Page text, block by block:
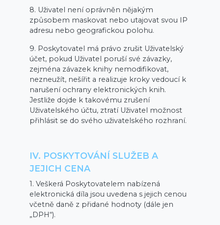
8. Uživatel není oprávněn nějakým
způsobem maskovat nebo utajovat svou IP
adresu nebo geografickou polohu.
9. Poskytovatel má právo zrušit Uživatelský
účet, pokud Uživatel poruší své závazky,
zejména závazek knihy nemodifikovat,
nezneužít, nešířit a realizuje kroky vedoucí k
narušení ochrany elektronických knih.
Jestliže dojde k takovému zrušení
Uživatelského účtu, ztratí Uživatel možnost
přihlásit se do svého uživatelského rozhraní.
IV. POSKYTOVÁNÍ SLUŽEB A
JEJICH CENA
1. Veškerá Poskytovatelem nabízená
elektronická díla jsou uvedena s jejich cenou
včetně daně z přidané hodnoty (dále jen
„DPH“).